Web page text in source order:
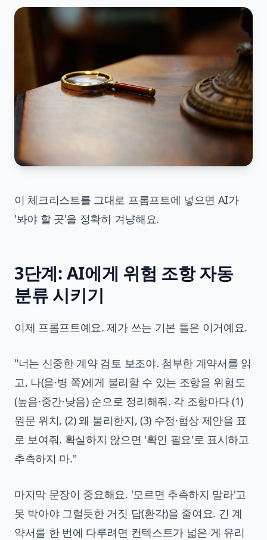
이 체크리스트를 그대로 프롬프트에 넣으면 AI가
'봐야 할 곳'을 정확히 겨냥해요.
3단계: AI에게 위험 조항 자동
분류 시키기
이제 프롬프트예요. 제가 쓰는 기본 틀은 이거예요.
"너는 신중한 계약 검토 보조야. 첨부한 계약서를 읽
고, 나(을·병 쪽)에게 불리할 수 있는 조항을 위험도
(높음·중간·낮음) 순으로 정리해줘. 각 조항마다 (1)
원문 위치, (2) 왜 불리한지, (3) 수정·협상 제안을 표
로 보여줘. 확실하지 않으면 '확인 필요'로 표시하고
추측하지 마."
마지막 문장이 중요해요. '모르면 추측하지 말라'고
못 박아야 그럴듯한 거짓 답(환각)을 줄여요. 긴 계
약서를 한 번에 다루려면 컨텍스트가 넓은 게 유리